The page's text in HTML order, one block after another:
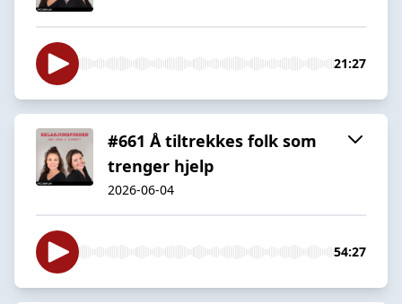
21:27
#661 Å tiltrekkes folk som
trenger hjelp
2026-06-04
54:27